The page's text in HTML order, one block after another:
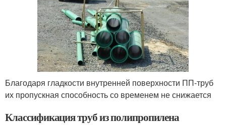
Благодаря гладкости внутренней поверхности ПП-труб
их пропускная способность со временем не снижается
Классификация труб из полипропилена